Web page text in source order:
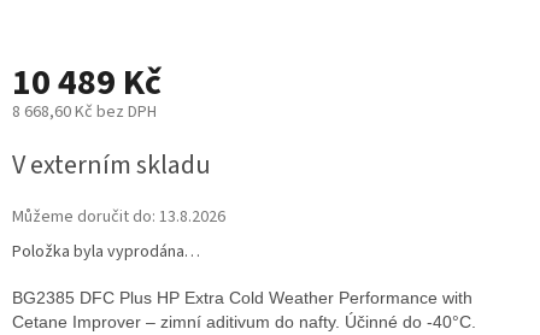
10 489 Kč
8 668,60 Kč bez DPH
cena:
V externím skladu
Můžeme doručit do: 13.8.2026
Položka byla vyprodána…
BG2385 DFC Plus HP Extra Cold Weather Performance with
Cetane Improver – zimní aditivum do nafty. Účinné do -40°C.